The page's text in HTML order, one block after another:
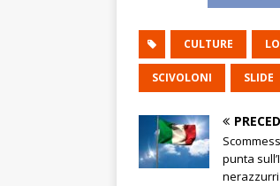
CULTURE
SCIVOLONI SLIDE
punta
nerazzurri